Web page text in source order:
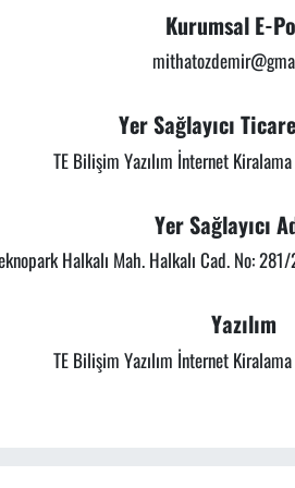
Kurumsal E-
Yer Sağlayıcı
TE Bilişim Yazılım İnternet
Yer Sağlayıcı
Halkalı Mah. Halkalı Cad. No:
Yazılım
TE Bilişim Yazılım İnternet